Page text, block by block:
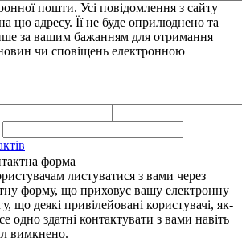
пошти. Усі повідомлення з сайту
цю адресу. Її не буде оприлюднено та
за вашим бажанням для отримання
чи сповіщень електронною
форма
листуватися з вами через
форму, що приховує вашу електронну
що деякі привілейовані користувачі, як-
одно здатні контактувати з вами навіть
вимкнено.